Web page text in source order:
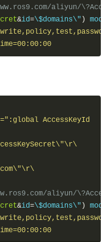
aliyun/
&id=\$domains\" ) mode
AccessKeyId
aliyun/
&id=\$domains\" ) mode